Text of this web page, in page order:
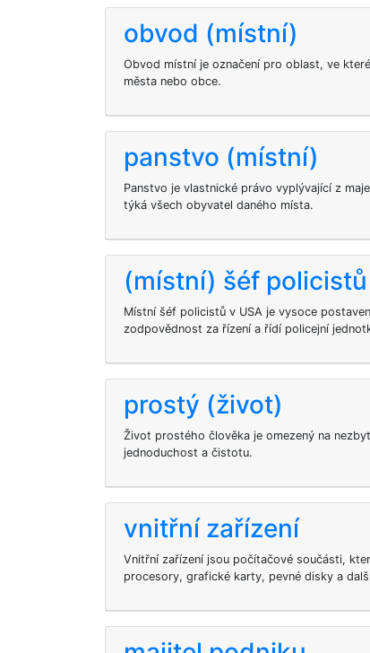
obvod (místní)
Obvod místní je označení pro oblast, ve
města nebo obce.
panstvo (místní)
Panstvo je vlastnické právo vyplývající z
týká všech obyvatel daného místa.
(místní) šéf policistů
Místní šéf policistů v USA je vysoce
zodpovědnost za řízení a řídí policejní
prostý (život)
Život prostého člověka je omezený na
jednoduchost a čistotu.
vnitřní zařízení
Vnitřní zařízení jsou počítačové součásti,
procesory, grafické karty, pevné disky a